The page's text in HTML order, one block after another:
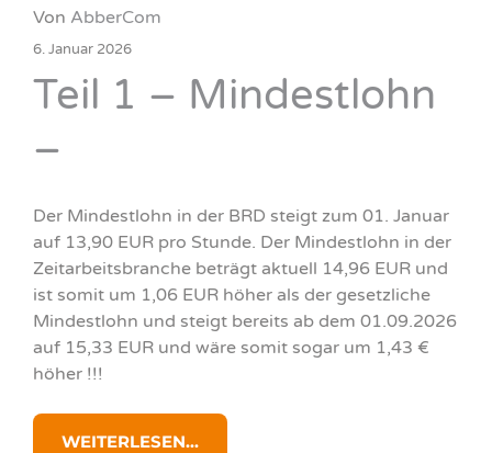
Von AbberCom
6. Januar 2026
Teil 1 – Mindestlohn
–
Der Mindestlohn in der BRD steigt zum 01. Januar
auf 13,90 EUR pro Stunde. Der Mindestlohn in der
Zeitarbeitsbranche beträgt aktuell 14,96 EUR und
ist somit um 1,06 EUR höher als der gesetzliche
Mindestlohn und steigt bereits ab dem 01.09.2026
auf 15,33 EUR und wäre somit sogar um 1,43 €
höher !!!
WEITERLESEN...